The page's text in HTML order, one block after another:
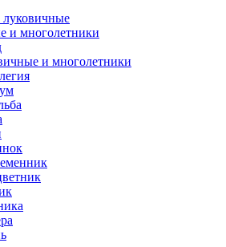
и многолетники
и многолетники